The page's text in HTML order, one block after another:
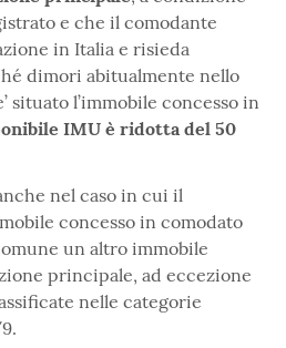
e che il comodante
in Italia e risieda
dimori abitualmente nello
situato l’immobile concesso in
IMU è ridotta del 50
nel caso in cui il
concesso in comodato
un altro immobile
principale, ad eccezione
nelle categorie